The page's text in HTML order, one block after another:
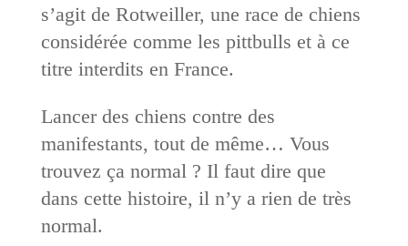
s’agit de Rotweiller, une race de chiens
considérée comme les pittbulls et à ce
titre interdits en France.
Lancer des chiens contre des
manifestants, tout de même… Vous
trouvez ça normal ? Il faut dire que
dans cette histoire, il n’y a rien de très
normal.